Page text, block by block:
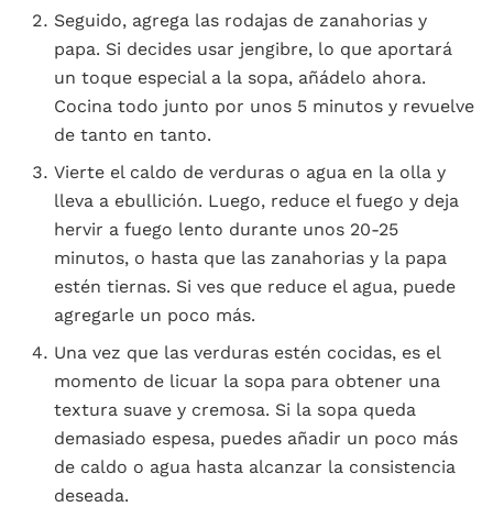
Seguido, agrega las rodajas de zanahorias y
papa. Si decides usar jengibre, lo que aportará
un toque especial a la sopa, añádelo ahora.
Cocina todo junto por unos 5 minutos y revuelve
de tanto en tanto.
Vierte el caldo de verduras o agua en la olla y
lleva a ebullición. Luego, reduce el fuego y deja
hervir a fuego lento durante unos 20-25
minutos, o hasta que las zanahorias y la papa
estén tiernas. Si ves que reduce el agua, puede
agregarle un poco más.
Una vez que las verduras estén cocidas, es el
momento de licuar la sopa para obtener una
textura suave y cremosa. Si la sopa queda
demasiado espesa, puedes añadir un poco más
de caldo o agua hasta alcanzar la consistencia
deseada.